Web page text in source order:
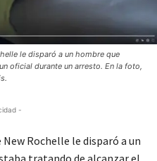
le disparó a un hombre que
oficial durante un arresto. En la foto,
-
New Rochelle le disparó a un
tratando de alcanzar el